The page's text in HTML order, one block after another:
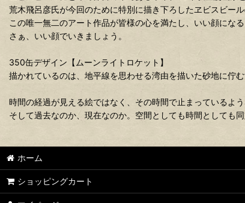
荒木飛呂彦氏が今回のために特別に描き下ろしたヱビスビール
この唯一無二のアート作品が皆様の心を満たし、いい顔にな
さぁ、いい顔でいきましょう。
350缶デザイン【ムーンライトロケット】
描かれているのは、地平線を思わせる湾由を描いた砂地に佇
時間の経過が見える絵ではなく、その時間で止まっているよ
そして過去なのか、現在なのか。空間としても時間としても
ホーム
ショッピングカート